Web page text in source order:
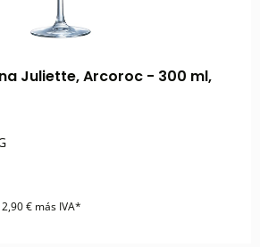
Juliette, Arcoroc - 300 ml,
€ más IVA*